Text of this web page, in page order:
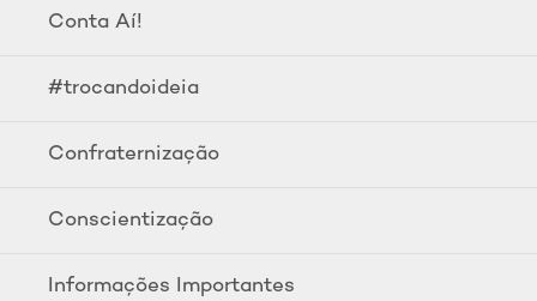
Conta Aí!
#trocandoideia
Confraternização
Conscientização
Informações Importantes